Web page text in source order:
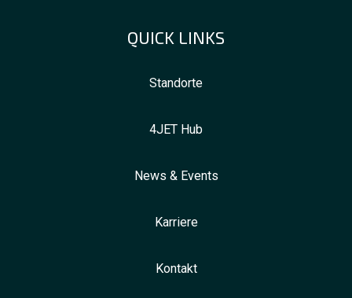
QUICK LINKS
Standorte
4JET Hub
News & Events
Karriere
Kontakt